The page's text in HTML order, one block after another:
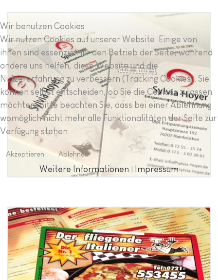
Grafikdesign Sylvia Hoyer
Bruchsal
Grafikdesign Der Fliegende
Italiener Karlsruhe
Wir benutzen Cookies
Wir nutzen Cookies auf unserer Website. Einige von
ihnen sind essenziell für den Betrieb der Seite, während
andere uns helfen, diese Website und die
Nutzererfahrung zu verbessern (Tracking Cookies). Sie
können selbst entscheiden, ob Sie die Cookies zulassen
möchten. Bitte beachten Sie, dass bei einer Ablehnung
womöglich nicht mehr alle Funktionalitäten der Seite zur
Verfügung stehen.
Akzeptieren Ablehnen
Weitere Informationen | Impressum